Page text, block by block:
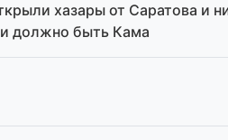
хазары от Саратова и
должно быть Кама